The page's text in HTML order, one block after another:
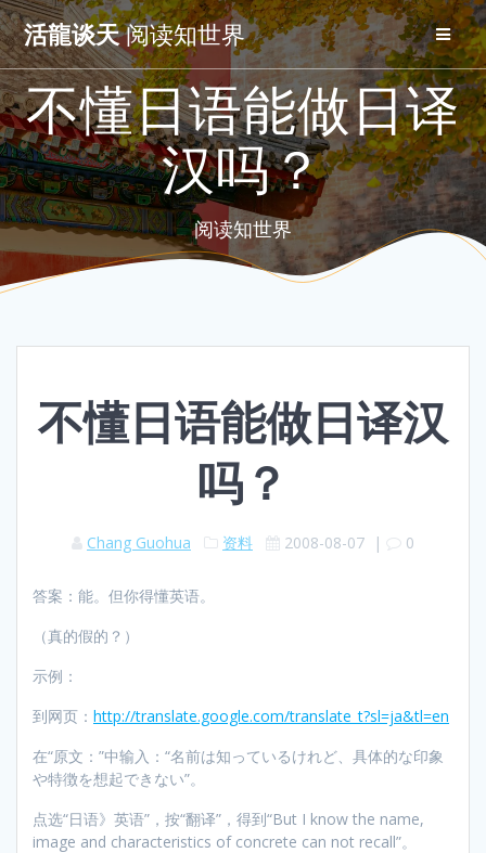
Skip
to
content
活龍谈天阅读知世界
不懂日语能做日译
汉吗？
阅读知世界
不懂日语能做日译汉
吗？
Chang Guohua 资料 2008-08-07 | 0
答案：能。但你得懂英语。
（真的假的？）
示例：
到网页： http://translate.google.com/translate_t?sl=ja&tl=en
在“原文：”中输入：“名前は知っているけれど、具体的な印象
や特徴を想起できない”。
点选“日语》英语”，按“翻译”，得到“But I know the name,
image and characteristics of concrete can not recall”。